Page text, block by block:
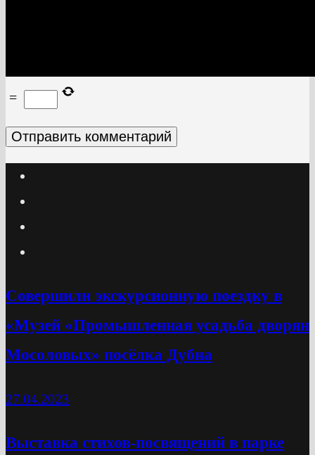
=
Cовершили экскурсионную поездку в
«Музей «Промышленная усадьба дворян
Мосоловых» посёлка Дубна
27.04.2023
Выставка стихов-посвящений в парке